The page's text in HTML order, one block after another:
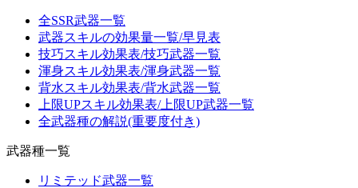
全SSR武器一覧
武器スキルの効果量一覧/早見表
技巧スキル効果表/技巧武器一覧
渾身スキル効果表/渾身武器一覧
背水スキル効果表/背水武器一覧
上限UPスキル効果表/上限UP武器一覧
全武器種の解説(重要度付き)
武器種一覧
リミテッド武器一覧